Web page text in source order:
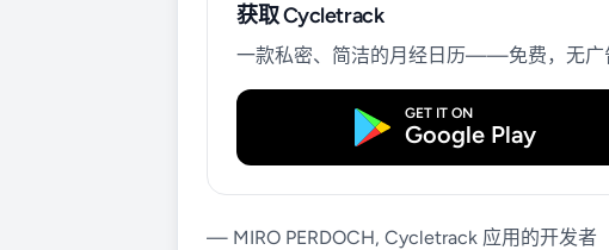
获取 Cycletrack
一款私密、简洁的月经日历——免费，无广
GET IT ON
Google Play
— MIRO PERDOCH, Cycletrack 应用的开发者